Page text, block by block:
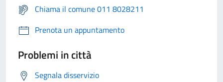
Chiama il comune 011 8028211
Prenota un appuntamento
Problemi in città
Segnala disservizio